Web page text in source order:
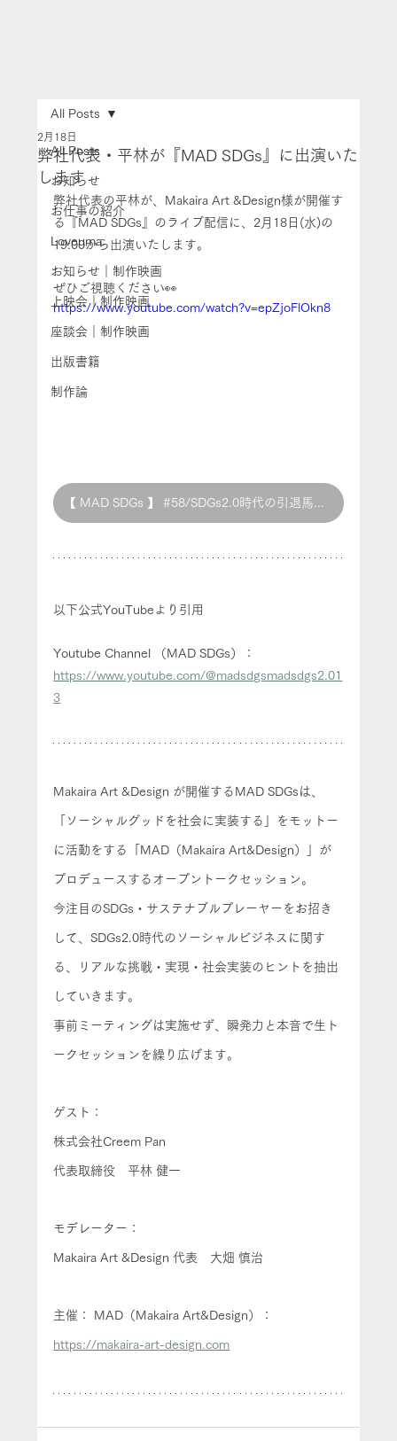
All Posts
お知らせ
お仕事の紹介
Loveuma.
お知らせ｜制作映画
上映会｜制作映画
座談会｜制作映画
出版書籍
制作論
All Posts
弊社代表・平林が『MAD SDGs』に出演いた
します
2月18日
弊社代表の平林が、Makaira Art &Design様が開催す
る『MAD SDGs』のライブ配信に、2月18日(水)の
19:00から出演いたします。
ぜひご視聴ください👀
https://www.youtube.com/watch?v=epZjoFlOkn8
以下公式YouTubeより引用
Youtube Channel （MAD SDGs）：
https://www.youtube.com/@madsdgsmadsdgs2.01
3
Makaira Art &Design が開催するMAD SDGsは、
「ソーシャルグッドを社会に実装する」をモットー
に活動をする「MAD（Makaira Art&Design）」が
プロデュースするオープントークセッション。
今注目のSDGs・サステナブルプレーヤーをお招き
して、SDGs2.0時代のソーシャルビジネスに関す
る、リアルな挑戦・実現・社会実装のヒントを抽出
していきます。
事前ミーティングは実施せず、瞬発力と本音で生ト
ークセッションを繰り広げます。
ゲスト：
株式会社Creem Pan
代表取締役　平林 健一
モデレーター：
Makaira Art &Design 代表　大畑 慎治
主催： MAD（Makaira Art&Design）：
https://makaira-art-design.com